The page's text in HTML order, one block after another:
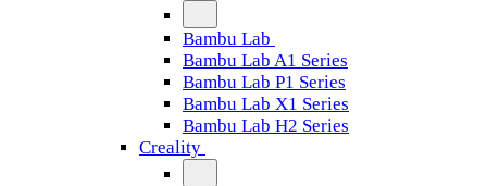
Bambu Lab
Bambu Lab A1 Series
Bambu Lab P1 Series
Bambu Lab X1 Series
Bambu Lab H2 Series
Creality